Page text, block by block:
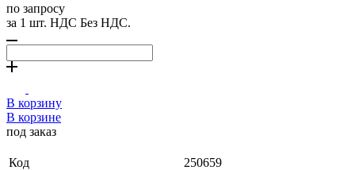
по запросу
за 1 шт. НДС Без НДС.
В корзину
В корзине
под заказ
Код
250659